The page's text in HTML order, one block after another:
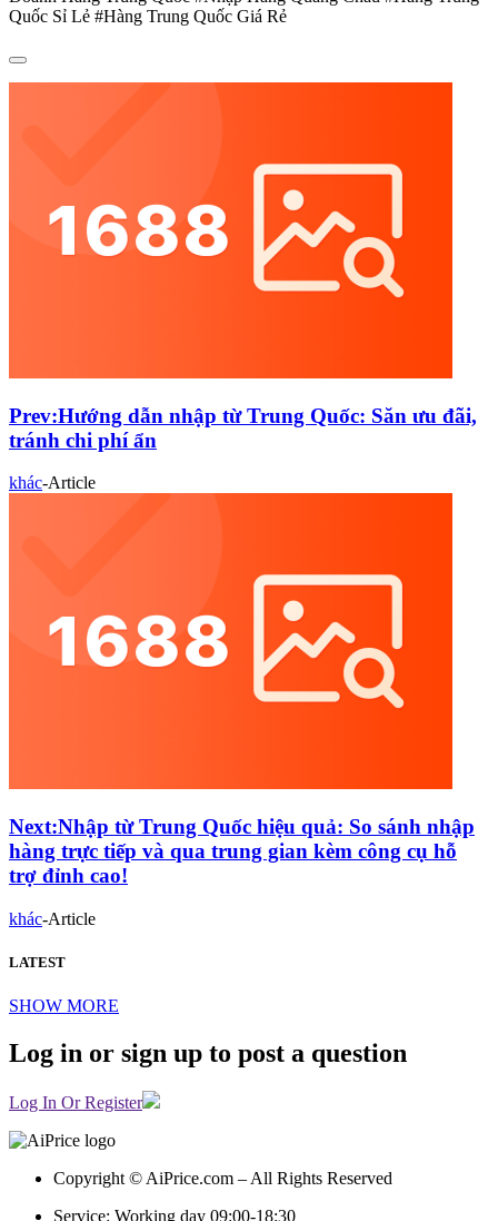
Quốc Sỉ Lẻ #Hàng Trung Quốc Giá Rẻ
Prev:Hướng dẫn nhập từ Trung Quốc: Săn ưu đãi,
tránh chi phí ẩn
khác-Article
Next:Nhập từ Trung Quốc hiệu quả: So sánh nhập
hàng trực tiếp và qua trung gian kèm công cụ hỗ
trợ đỉnh cao!
khác-Article
LATEST
SHOW MORE
Log in or sign up to post a question
Log In Or Register
Copyright © AiPrice.com – All Rights Reserved
Service: Working day 09:00-18:30